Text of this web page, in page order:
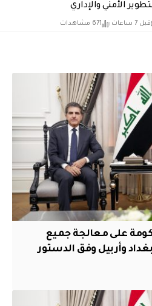
الأمني والإداري
قبل 7 ساعات 671 مشاهدات
على معالجة جميع
وأربيل وفق الدستور